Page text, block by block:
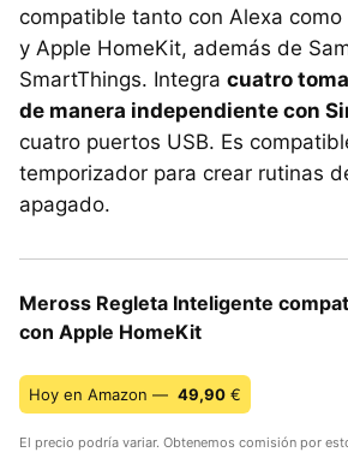
compatible tanto con Alexa
y Apple HomeKit, además de
SmartThings. Integra cuatro
de manera independiente con
cuatro puertos USB. Es
temporizador para crear rutinas
apagado.
Meross Regleta Inteligente
con Apple HomeKit
Hoy en Amazon — 49,90 €
El precio podría variar. Obtenemos comisión por